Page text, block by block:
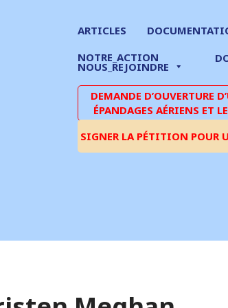
ARTICLES
NOTRE_ACTION
NOUS_REJOINDRE
DEMANDE D’OUVERTURE
ÉPANDAGES AÉRIENS ET
SIGNER LA PÉTITION POUR